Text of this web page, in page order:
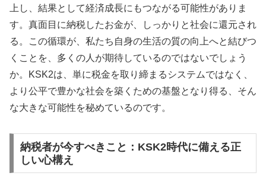
上し、結果として経済成長にもつながる可能性がありま
す。真面目に納税したお金が、しっかりと社会に還元され
る。この循環が、私たち自身の生活の質の向上へと結びつ
くことを、多くの人が期待しているのではないでしょう
か。KSK2は、単に税金を取り締まるシステムではなく、
より公平で豊かな社会を築くための基盤となり得る、そん
な大きな可能性を秘めているのです。
納税者が今すべきこと：KSK2時代に備える正
しい心構え